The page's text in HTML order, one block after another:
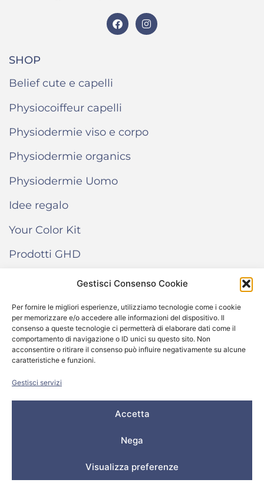
Gestisci Consenso Cookie
Per fornire le migliori esperienze, utilizziamo tecnologie come i cookie
per memorizzare e/o accedere alle informazioni del dispositivo. Il
consenso a queste tecnologie ci permetterà di elaborare dati come il
comportamento di navigazione o ID unici su questo sito. Non
acconsentire o ritirare il consenso può influire negativamente su alcune
caratteristiche e funzioni.
Gestisci servizi
Accetta
Nega
Visualizza preferenze
SHOP
Belief cute e capelli
Physiocoiffeur capelli
Physiodermie viso e corpo
Physiodermie organics
Physiodermie Uomo
Idee regalo
Your Color Kit
Prodotti GHD
Termini e condizioni di vendita
Cookie Policy
P.IVA/C.F. 04437070248 – REA VI 404123 – Capitale
Privacy Policy –Cookie Policy